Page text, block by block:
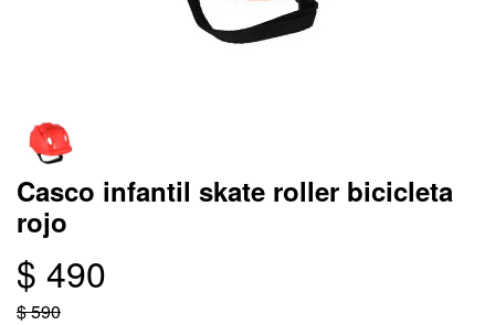
Casco infantil skate roller bicicleta
rojo
$ 490
$ 590